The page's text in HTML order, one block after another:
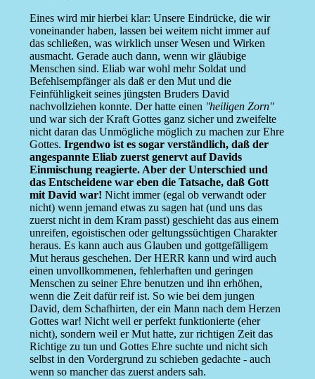
Eines wird mir hierbei klar: Unsere Eindrücke, die wir
voneinander haben, lassen bei weitem nicht immer auf
das schließen, was wirklich unser Wesen und Wirken
ausmacht. Gerade auch dann, wenn wir gläubige
Menschen sind. Eliab war wohl mehr Soldat und
Befehlsempfänger als daß er den Mut und die
Feinfühligkeit seines jüngsten Bruders David
nachvollziehen konnte. Der hatte einen ''heiligen Zorn''
und war sich der Kraft Gottes ganz sicher und zweifelte
nicht daran das Unmögliche möglich zu machen zur Ehre
Gottes. Irgendwo ist es sogar verständlich, daß der
angespannte Eliab zuerst genervt auf Davids
Einmischung reagierte. Aber der Unterschied und
das Entscheidene war eben die Tatsache, daß Gott
mit David war! Nicht immer (egal ob verwandt oder
nicht) wenn jemand etwas zu sagen hat (und uns das
zuerst nicht in dem Kram passt) geschieht das aus einem
unreifen, egoistischen oder geltungssüchtigen Charakter
heraus. Es kann auch aus Glauben und gottgefälligem
Mut heraus geschehen. Der HERR kann und wird auch
einen unvollkommenen, fehlerhaften und geringen
Menschen zu seiner Ehre benutzen und ihn erhöhen,
wenn die Zeit dafür reif ist. So wie bei dem jungen
David, dem Schafhirten, der ein Mann nach dem Herzen
Gottes war! Nicht weil er perfekt funktionierte (eher
nicht), sondern weil er Mut hatte, zur richtigen Zeit das
Richtige zu tun und Gottes Ehre suchte und nicht sich
selbst in den Vordergrund zu schieben gedachte - auch
wenn so mancher das zuerst anders sah.